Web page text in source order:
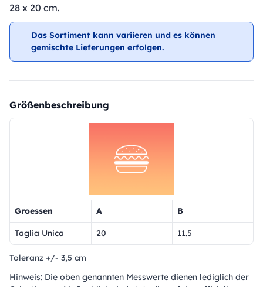
28 x 20 cm.
Das Sortiment kann variieren und es können
gemischte Lieferungen erfolgen.
Größenbeschreibung
Groessen A B
Taglia Unica 20 11.5
Toleranz +/- 3,5 cm
Hinweis: Die oben genannten Messwerte dienen lediglich der